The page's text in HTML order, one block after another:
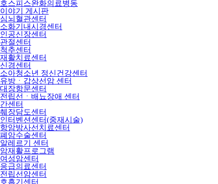
호스피스완화의료병동
이야기 게시판
심뇌혈관센터
소화기내시경센터
인공신장센터
관절센터
척추센터
재활치료센터
신경센터
소아청소년 정신건강센터
유방ㆍ갑상선암 센터
대장항문센터
전립선ㆍ배뇨장애 센터
간센터
췌장담도센터
인터벤션센터(중재시술)
항암방사선치료센터
폐암수술센터
알레르기 센터
암재활프로그램
여성암센터
응급의료센터
전립선암센터
호흡기센터